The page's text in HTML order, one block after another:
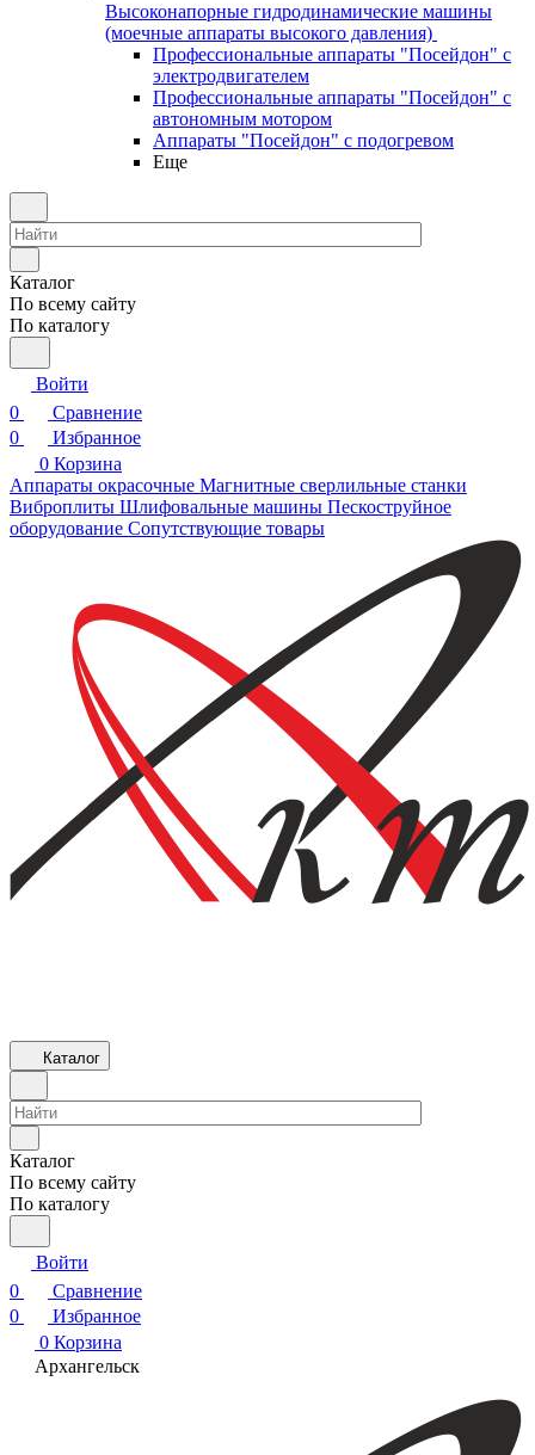
Высоконапорные гидродинамические машины
(моечные аппараты высокого давления)
Профессиональные аппараты "Посейдон" с
электродвигателем
Профессиональные аппараты "Посейдон" с
автономным мотором
Аппараты "Посейдон" с подогревом
Еще
Каталог
По всему сайту
По каталогу
Войти
0
Сравнение
0
Избранное
0 Корзина
Аппараты окрасочные Магнитные сверлильные станки
Виброплиты Шлифовальные машины Пескоструйное
оборудование Сопутствующие товары
Каталог
Каталог
По всему сайту
По каталогу
Войти
0
Сравнение
0
Избранное
0 Корзина
Архангельск